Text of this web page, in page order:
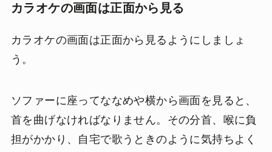
カラオケの画面は正面から見る
カラオケの画面は正面から見るようにしましょ
う。
ソファーに座ってななめや横から画面を見ると、
首を曲げなければなりません。その分首、喉に負
担がかかり、自宅で歌うときのように気持ちよく